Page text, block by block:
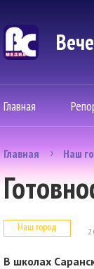
Главная
Главная Наш
Наш город
В школах